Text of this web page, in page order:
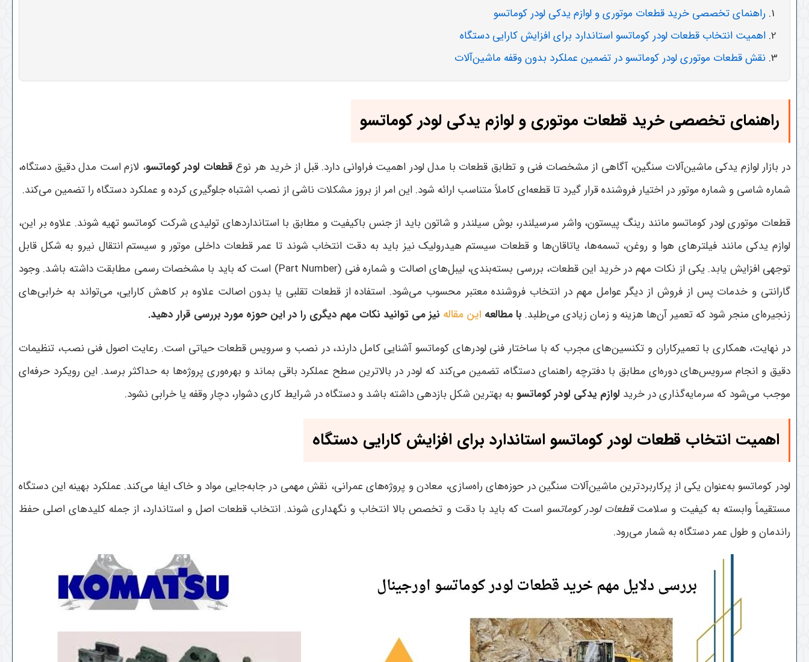
راهنمای تخصصی خرید قطعات موتوری و لوازم یدکی لودر کوماتسو
اهمیت انتخاب قطعات لودر کوماتسو استاندارد برای افزایش کارایی دستگاه
نقش قطعات موتوری لودر کوماتسو در تضمین عملکرد بدون وقفه ماشین‌آلات
راهنمای تخصصی خرید قطعات موتوری و لوازم یدکی لودر کوماتسو
در بازار لوازم یدکی ماشین‌آلات سنگین، آگاهی از مشخصات فنی و تطابق قطعات با مدل لودر اهمیت فراوانی دارد. قبل از خرید هر نوع قطعات لودر کوماتسو، لازم است مدل دقیق دستگاه،
شماره شاسی و شماره موتور در اختیار فروشنده قرار گیرد تا قطعه‌ای کاملاً متناسب ارائه شود. این امر از بروز مشکلات ناشی از نصب اشتباه جلوگیری کرده و عملکرد دستگاه را تضمین می‌کند.
قطعات موتوری لودر کوماتسو مانند رینگ پیستون، واشر سرسیلندر، بوش سیلندر و شاتون باید از جنس باکیفیت و مطابق با استانداردهای تولیدی شرکت کوماتسو تهیه شوند. علاوه بر این،
لوازم یدکی مانند فیلترهای هوا و روغن، تسمه‌ها، یاتاقان‌ها و قطعات سیستم هیدرولیک نیز باید به دقت انتخاب شوند تا عمر قطعات داخلی موتور و سیستم انتقال نیرو به شکل قابل
توجهی افزایش یابد. یکی از نکات مهم در خرید این قطعات، بررسی بسته‌بندی، لیبل‌های اصالت و شماره فنی (Part Number)
است که باید با مشخصات رسمی مطابقت داشته باشد. وجود
گارانتی و خدمات پس از فروش از دیگر عوامل مهم در انتخاب فروشنده معتبر محسوب می‌شود. استفاده از قطعات تقلبی یا بدون اصالت علاوه بر کاهش کارایی، می‌تواند به خرابی‌های
زنجیره‌ای منجر شود که تعمیر آن‌ها هزینه و زمان زیادی می‌طلبد. با مطالعه این مقاله نیز می توانید نکات مهم دیگری را در این حوزه مورد بررسی قرار دهید.
در نهایت، همکاری با تعمیرکاران و تکنسین‌های مجرب که با ساختار فنی لودرهای کوماتسو آشنایی کامل دارند، در نصب و سرویس قطعات حیاتی است. رعایت اصول فنی نصب، تنظیمات
دقیق و انجام سرویس‌های دوره‌ای مطابق با دفترچه راهنمای دستگاه، تضمین می‌کند که لودر در بالاترین سطح عملکرد باقی بماند و بهره‌وری پروژه‌ها به حداکثر برسد. این رویکرد حرفه‌ای
موجب می‌شود که سرمایه‌گذاری در خرید لوازم یدکی لودر کوماتسو به بهترین شکل بازدهی داشته باشد و دستگاه در شرایط کاری دشوار، دچار وقفه یا خرابی نشود.
اهمیت انتخاب قطعات لودر کوماتسو استاندارد برای افزایش کارایی دستگاه
لودر کوماتسو به‌عنوان یکی از پرکاربردترین ماشین‌آلات سنگین در حوزه‌های راه‌سازی، معادن و پروژه‌های عمرانی، نقش مهمی در جابه‌جایی مواد و خاک ایفا می‌کند. عملکرد بهینه این دستگاه
مستقیماً وابسته به کیفیت و سلامتقطعات لودر کوماتسو است که باید با دقت و تخصص بالا انتخاب و نگهداری شوند. انتخاب قطعات اصل و استاندارد، از جمله کلیدهای اصلی حفظ
راندمان و طول عمر دستگاه به شمار می‌رود.